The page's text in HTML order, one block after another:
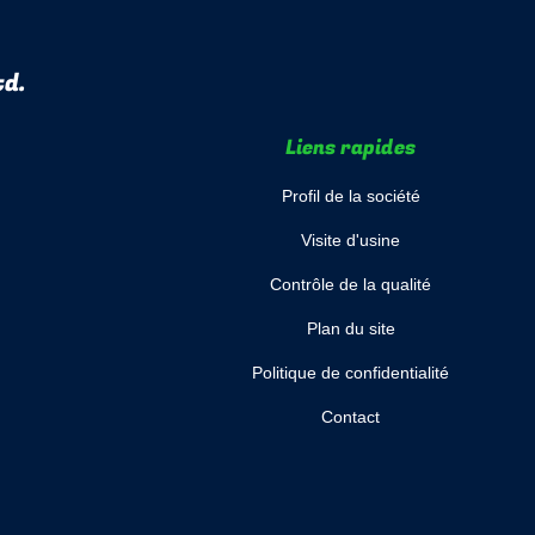
Liens rapides
Profil de la société
Visite d'usine
Contrôle de la qualité
Plan du site
Politique de confidentialité
Contact